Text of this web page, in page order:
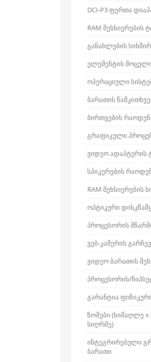
DCI-P3 ფერთა
RAM მეხსიერების
განახლების
ელემენტის
ოპერაციული
ბარათის
ბირთვების
გრაფიკული
ვიდეო ადაპტერის
სპიკერების
RAM მეხსიერების
ოპტიკური
პროცესორის
ვებ-კამერის
ვიდეო ბარათის
პროცესორის/
გარანტია
ზომები (სიმაღლე x
სიღრმე)
ინტეგრირებული
ბარათი